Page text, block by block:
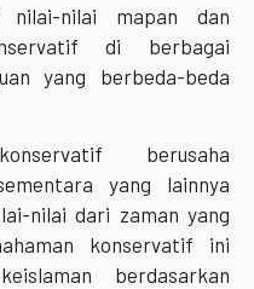
nilai-nilai mapan dan
di berbagai
yang berbeda-beda
berusaha
yang lainnya
nilai dari zaman yang
konservatif ini
berdasarkan